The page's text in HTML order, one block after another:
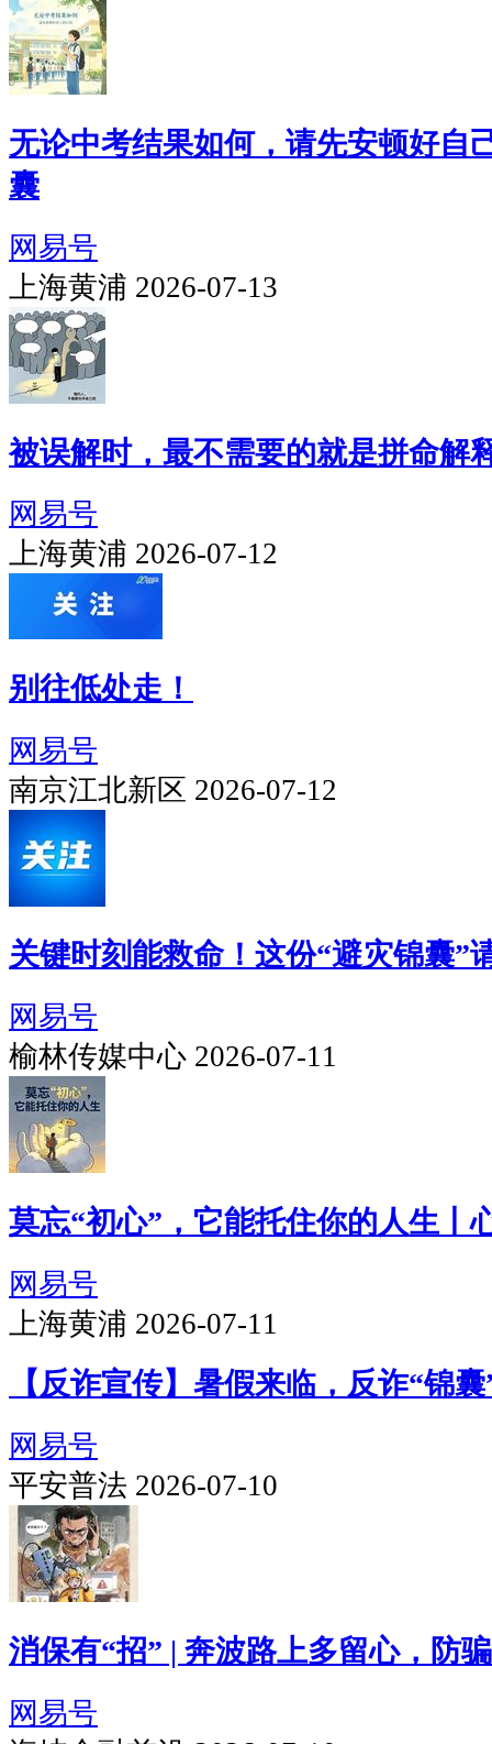
无论中考结果如何，请先安顿好自
囊
网易号
上海黄浦 2026-07-13
被误解时，最不需要的就是拼命解
网易号
上海黄浦 2026-07-12
别往低处走！
网易号
南京江北新区 2026-07-12
关键时刻能救命！这份“避灾锦囊”
网易号
榆林传媒中心 2026-07-11
莫忘“初心”，它能托住你的人生丨
网易号
上海黄浦 2026-07-11
【反诈宣传】暑假来临，反诈“锦
网易号
平安普法 2026-07-10
消保有“招” | 奔波路上多留心，防
网易号